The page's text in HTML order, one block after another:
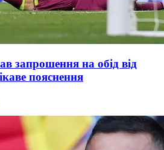
запрошення на обід від
пояснення